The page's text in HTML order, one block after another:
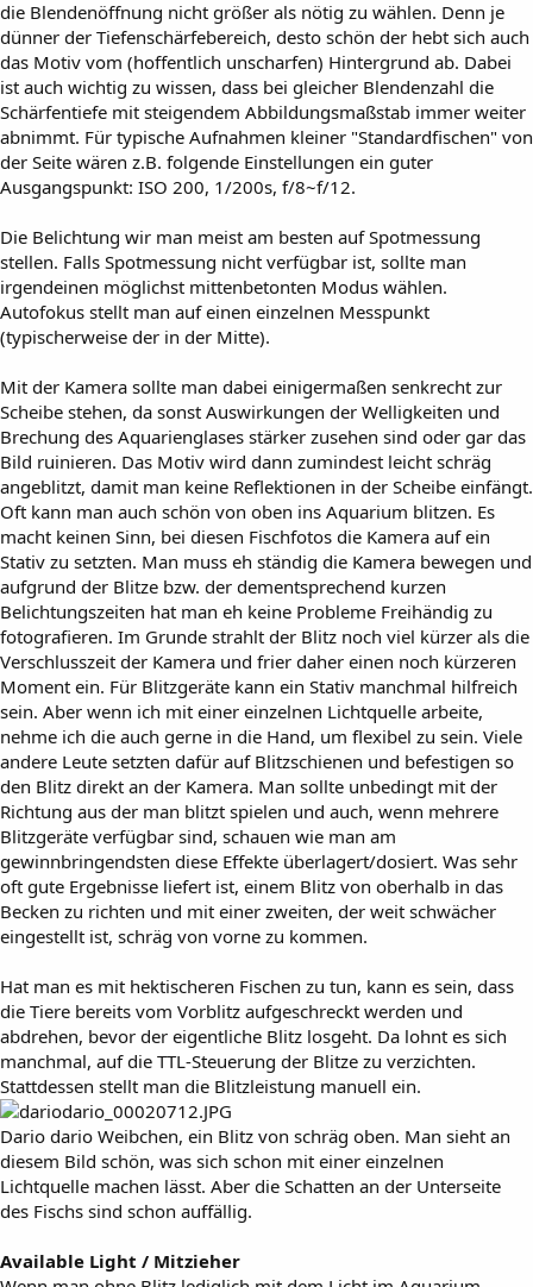
die Blendenöffnung nicht größer als nötig zu wählen. Denn je
dünner der Tiefenschärfebereich, desto schön der hebt sich auch
das Motiv vom (hoffentlich unscharfen) Hintergrund ab. Dabei
ist auch wichtig zu wissen, dass bei gleicher Blendenzahl die
Schärfentiefe mit steigendem Abbildungsmaßstab immer weiter
abnimmt. Für typische Aufnahmen kleiner "Standardfischen" von
der Seite wären z.B. folgende Einstellungen ein guter
Ausgangspunkt: ISO 200, 1/200s, f/8~f/12.
Die Belichtung wir man meist am besten auf Spotmessung
stellen. Falls Spotmessung nicht verfügbar ist, sollte man
irgendeinen möglichst mittenbetonten Modus wählen.
Autofokus stellt man auf einen einzelnen Messpunkt
(typischerweise der in der Mitte).
Mit der Kamera sollte man dabei einigermaßen senkrecht zur
Scheibe stehen, da sonst Auswirkungen der Welligkeiten und
Brechung des Aquarienglases stärker zusehen sind oder gar das
Bild ruinieren. Das Motiv wird dann zumindest leicht schräg
angeblitzt, damit man keine Reflektionen in der Scheibe einfängt.
Oft kann man auch schön von oben ins Aquarium blitzen. Es
macht keinen Sinn, bei diesen Fischfotos die Kamera auf ein
Stativ zu setzten. Man muss eh ständig die Kamera bewegen und
aufgrund der Blitze bzw. der dementsprechend kurzen
Belichtungszeiten hat man eh keine Probleme Freihändig zu
fotografieren. Im Grunde strahlt der Blitz noch viel kürzer als die
Verschlusszeit der Kamera und frier daher einen noch kürzeren
Moment ein. Für Blitzgeräte kann ein Stativ manchmal hilfreich
sein. Aber wenn ich mit einer einzelnen Lichtquelle arbeite,
nehme ich die auch gerne in die Hand, um flexibel zu sein. Viele
andere Leute setzten dafür auf Blitzschienen und befestigen so
den Blitz direkt an der Kamera. Man sollte unbedingt mit der
Richtung aus der man blitzt spielen und auch, wenn mehrere
Blitzgeräte verfügbar sind, schauen wie man am
gewinnbringendsten diese Effekte überlagert/dosiert. Was sehr
oft gute Ergebnisse liefert ist, einem Blitz von oberhalb in das
Becken zu richten und mit einer zweiten, der weit schwächer
eingestellt ist, schräg von vorne zu kommen.
Hat man es mit hektischeren Fischen zu tun, kann es sein, dass
die Tiere bereits vom Vorblitz aufgeschreckt werden und
abdrehen, bevor der eigentliche Blitz losgeht. Da lohnt es sich
manchmal, auf die TTL-Steuerung der Blitze zu verzichten.
Stattdessen stellt man die Blitzleistung manuell ein.
Dario dario Weibchen, ein Blitz von schräg oben. Man sieht an
diesem Bild schön, was sich schon mit einer einzelnen
Lichtquelle machen lässt. Aber die Schatten an der Unterseite
des Fischs sind schon auffällig.
Available Light / Mitzieher